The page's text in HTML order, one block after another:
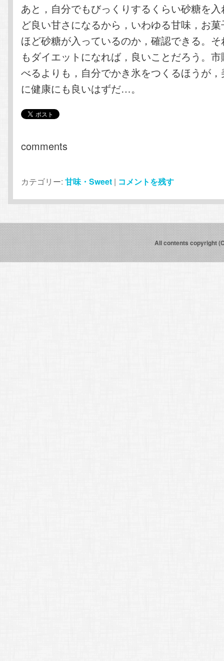
あと，自分でもびっくりするくらい砂糖を
ど良い甘さになるから，いわゆる甘味，お
ほど砂糖が入っているのか，確認できる。
もダイエットになれば，良いことだろう。
べるよりも，自分でかき氷をつくるほうが
に健康にも良いはずだ…。
comments
カテゴリー: 甘味・Sweet | コメントを残す
All contents copyright